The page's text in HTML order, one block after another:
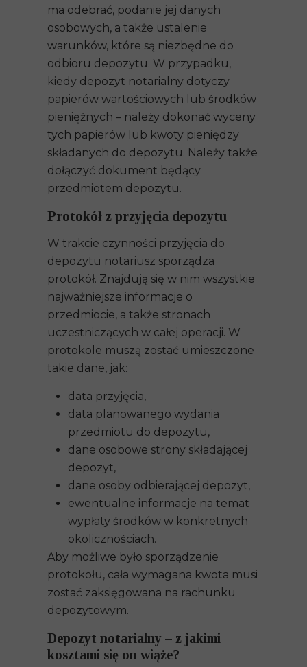
ma odebrać, podanie jej danych
osobowych, a także ustalenie
warunków, które są niezbędne do
odbioru depozytu. W przypadku,
kiedy depozyt notarialny dotyczy
papierów wartościowych lub środków
pieniężnych – należy dokonać wyceny
tych papierów lub kwoty pieniędzy
składanych do depozytu. Należy także
dołączyć dokument będący
przedmiotem depozytu.
Protokół z przyjęcia depozytu
W trakcie czynności przyjęcia do
depozytu notariusz sporządza
protokół. Znajdują się w nim wszystkie
najważniejsze informacje o
przedmiocie, a także stronach
uczestniczących w całej operacji. W
protokole muszą zostać umieszczone
takie dane, jak:
data przyjęcia,
data planowanego wydania
przedmiotu do depozytu,
dane osobowe strony składającej
depozyt,
dane osoby odbierającej depozyt,
ewentualne informacje na temat
wypłaty środków w konkretnych
okolicznościach.
Aby możliwe było sporządzenie
protokołu, cała wymagana kwota musi
zostać zaksięgowana na rachunku
depozytowym.
Depozyt notarialny – z jakimi
kosztami się on wiąże?